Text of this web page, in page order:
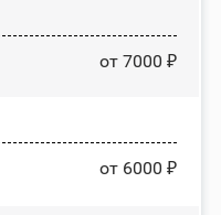
от 7000 ₽
от 6000 ₽